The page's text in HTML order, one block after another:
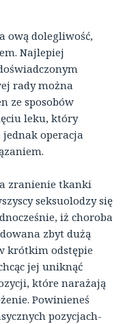
ową dolegliwość,
Najlepiej
rady można
ze sposobów
leku, który
jednak operacja
zranienie tkanki
seksuolodzy się
iż choroba
zbyt dużą
krótkim odstępie
jej uniknąć
które narażają
Powinieneś
pozycjach-